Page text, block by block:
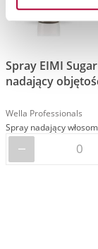
Spray EIMI
nadający
Wella Professionals
Spray nadający